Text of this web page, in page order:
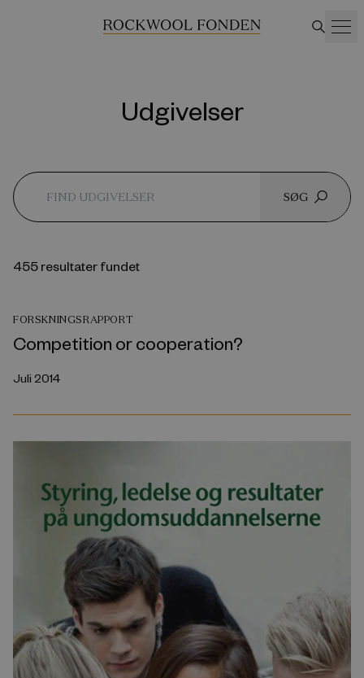
Udgivelser
SØG
455 resultater fundet
FORSKNINGSRAPPORT
Competition or cooperation?
Juli 2014